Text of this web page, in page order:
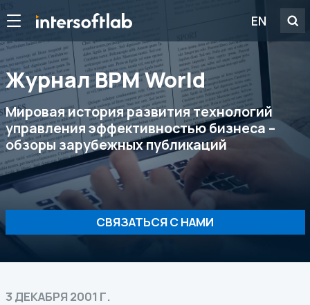
EN
Журнал ВРМ World
Мировая история развития технологий
управления эффективностью бизнеса –
обзоры зарубежных публикаций
СВЯЗАТЬСЯ С НАМИ
3 ДЕКАБРЯ 2001 Г.